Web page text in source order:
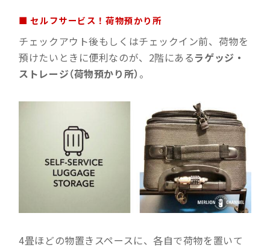
■ セルフサービス！荷物預かり所
チェックアウト後もしくはチェックイン前、荷物を
預けたいときに便利なのが、2階にあるラゲッジ・
ストレージ（荷物預かり所） 。
4畳ほどの物置きスペースに、各自で荷物を置いて